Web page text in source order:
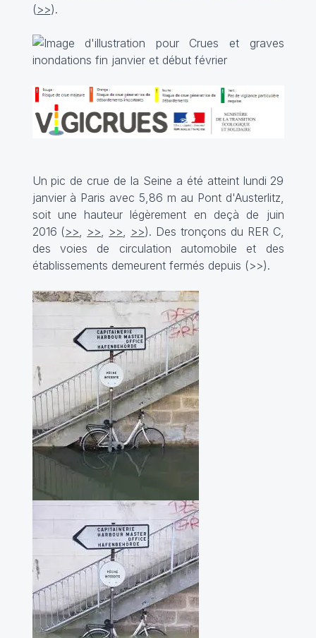
(>>).
Un pic de crue de la Seine a été atteint lundi 29
janvier à Paris avec 5,86 m au Pont d'Austerlitz,
soit une hauteur légèrement en deçà de juin
2016 (>> >> >> >>). Des tronçons du RER C,
des voies de circulation automobile et des
établissements demeurent fermés depuis (>>).